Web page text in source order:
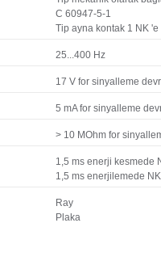
C 60947-5-1
Tip ayna kontak 1 NK
25...400 Hz
17 V for sinyalleme
5 mA for sinyalleme
> 10 MOhm for
1,5 ms enerji kesmede
1,5 ms enerjilemede
Ray
Plaka